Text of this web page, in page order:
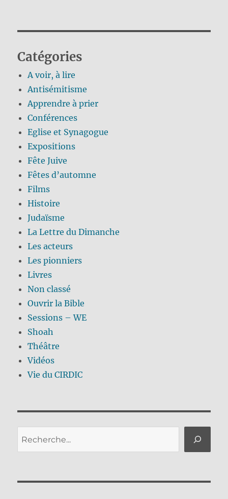
Catégories
A voir, à lire
Antisémitisme
Apprendre à prier
Conférences
Eglise et Synagogue
Expositions
Fête Juive
Fêtes d’automne
Films
Histoire
Judaïsme
La Lettre du Dimanche
Les acteurs
Les pionniers
Livres
Non classé
Ouvrir la Bible
Sessions – WE
Shoah
Théâtre
Vidéos
Vie du CIRDIC